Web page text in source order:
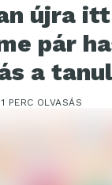
újra
pár
a
1 PERC OLVASÁS